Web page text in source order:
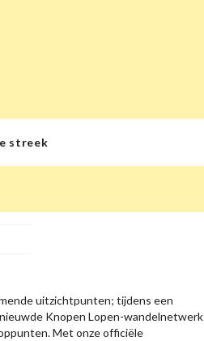
streek
uitzichtpunten; tijdens een
Knopen Lopen-wandelnetwerk
Met onze officiële